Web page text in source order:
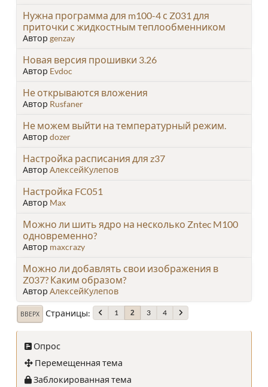
Нужна программа для m100-4 с Z031 для
приточки с жидкостным теплообменником
Автор genzay
Новая версия прошивки 3.26
Автор Evdoc
Не открываются вложения
Автор Rusfaner
Не можем выйти на температурный режим.
Автор dozer
Настройка расписания для z37
Автор АлексейКулепов
Настройка FC051
Автор Max
Можно ли шить ядро на несколько Zntec M100
одновременно?
Автор maxcrazy
Можно ли добавлять свои изображения в
Z037? Каким образом?
Автор АлексейКулепов
ВВЕРХ Страницы 1 2 3 4
Опрос
Перемещенная тема
Заблокированная тема